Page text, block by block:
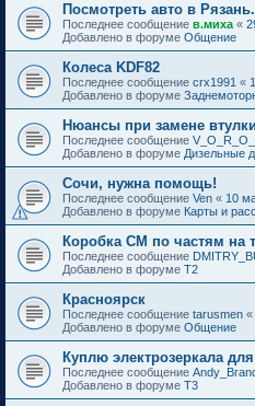
Посмотреть авто в Рязань.
Последнее сообщение в.миха «
Добавлено в форуме Общение
Колеса KDF82
Последнее сообщение crx1991 «
Добавлено в форуме
Нюансы при замене
Последнее сообщение
Добавлено в форуме Дизельные
Сочи, нужна помощь!
Последнее сообщение Ven « 10
Добавлено в форуме Карты и
Коробка СМ по частям на
Последнее сообщение
Добавлено в форуме T2
Красноярск
Последнее сообщение tarusmen «
Добавлено в форуме Общение
Куплю электрозеркала
Последнее сообщение
Добавлено в форуме T3